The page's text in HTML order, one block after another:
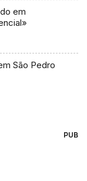
em
São Pedro
PUB